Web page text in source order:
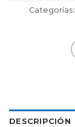
Categorías:
DESCRIPCIÓN